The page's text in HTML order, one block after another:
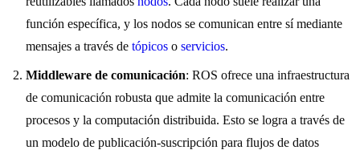
función específica, y los nodos se comunican entre sí mediante
mensajes a través de tópicos o servicios.
Middleware de comunicación: ROS ofrece una infraestructura
de comunicación robusta que admite la comunicación entre
procesos y la computación distribuida. Esto se logra a través de
un modelo de publicación-suscripción para flujos de datos